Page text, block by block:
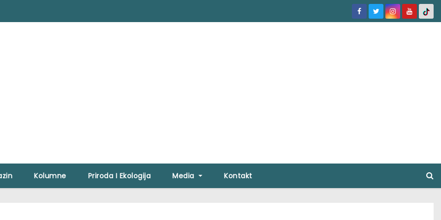
Kolumne Priroda I Ekologija Media Kontakt